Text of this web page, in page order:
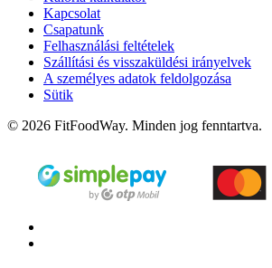
Kapcsolat
Csapatunk
Felhasználási feltételek
Szállítási és visszaküldési irányelvek
A személyes adatok feldolgozása
Sütik
© 2026 FitFoodWay. Minden jog fenntartva.